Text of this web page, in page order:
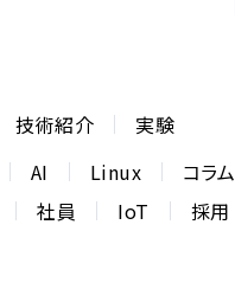
技術紹介 実験
AI Linux コラム
社員 IoT 採用